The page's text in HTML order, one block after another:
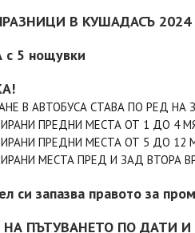
В КУШАДАСЪ 2024
5 нощувки
В АВТОБУСА СТАВА ПО РЕД
ПРЕДНИ МЕСТА ОТ 1 ДО 4
ПРЕДНИ МЕСТА ОТ 5 ДО 12
МЕСТА ПРЕД И ЗАД ВТОРА
си запазва правото за
ПЪТУВАНЕТО ПО ДАТИ И